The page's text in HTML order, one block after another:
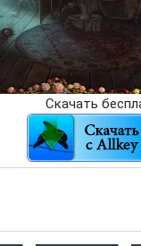
Скачать